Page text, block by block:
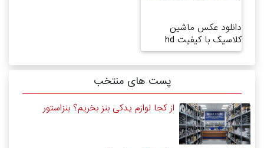
دانلود عکس ماشین
کلاسیک با کیفیت hd
پست های منتخب
از کجا لوازم یدکی بنز بخریم؟ بنزاستور